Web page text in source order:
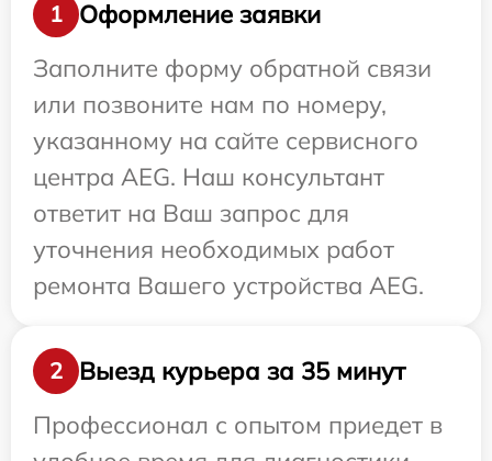
1
Оформление заявки
Заполните форму обратной связи
или позвоните нам по номеру,
указанному на сайте сервисного
центра AEG. Наш консультант
ответит на Ваш запрос для
уточнения необходимых работ
ремонта Вашего устройства AEG.
2
Выезд курьера за 35 минут
Профессионал с опытом приедет в